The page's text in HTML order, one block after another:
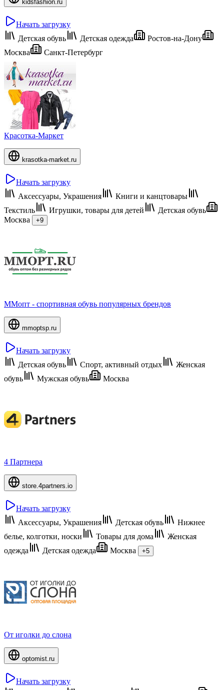
kidsfashion.ru
Начать загрузку
Детская обувь
Детская одежда
Ростов-на-Дону
Москва
Санкт-Петербург
Красотка-Маркет
krasotka-market.ru
Начать загрузку
Аксессуары, Украшения
Книги и канцтовары
Текстиль
Игрушки, товары для детей
Детская обувь
Москва
+9
ММопт - спортивная обувь популярных брендов
mmoptsp.ru
Начать загрузку
Детская обувь
Спорт, активный отдых
Женская
обувь
Мужская обувь Москва
4 Партнера
store.4partners.io
Начать загрузку
Аксессуары, Украшения
Детская обувь
Нижнее
белье, колготки, носки
Товары для дома
Женская
одежда
Детская одежда Москва +5
От иголки до слона
optomist.ru
Начать загрузку